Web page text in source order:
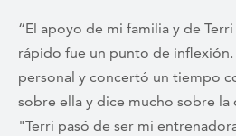
“El apoyo de mi familia y de
rápido fue un punto de inflexión.
personal y concertó un tiempo
sobre ella y dice mucho sobre la
"Terri pasó de ser mi